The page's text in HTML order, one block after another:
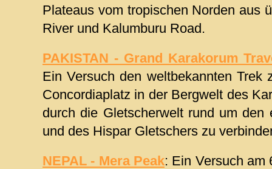
Plateaus vom tropischen Norden aus
River und Kalumburu Road.
PAKISTAN - Grand Karakorum
Ein Versuch den weltbekannten Trek
Concordiaplatz in der Bergwelt des
durch die Gletscherwelt rund um den
und des Hispar Gletschers zu
NEPAL - Mera Peak: Ein Versuch am